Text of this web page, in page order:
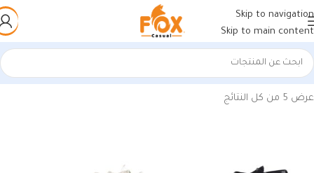
Skip to navigation
Skip to main content
الرئيسية/منتجات تحت الوسم “كوتش يومي رماديجملي للرجال”
عرض ⁦5⁩ من كل النتائج